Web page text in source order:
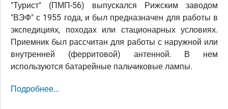
"Турист" (ПМП-56) выпускался Рижским заводом
"ВЭФ" с 1955 года, и был предназначен для работы в
экспедициях, походах или стационарных условиях.
Приемник был рассчитан для работы с наружной или
внутренней (ферритовой) антенной. В нем
используются батарейные пальчиковые лампы.
Подробнее...